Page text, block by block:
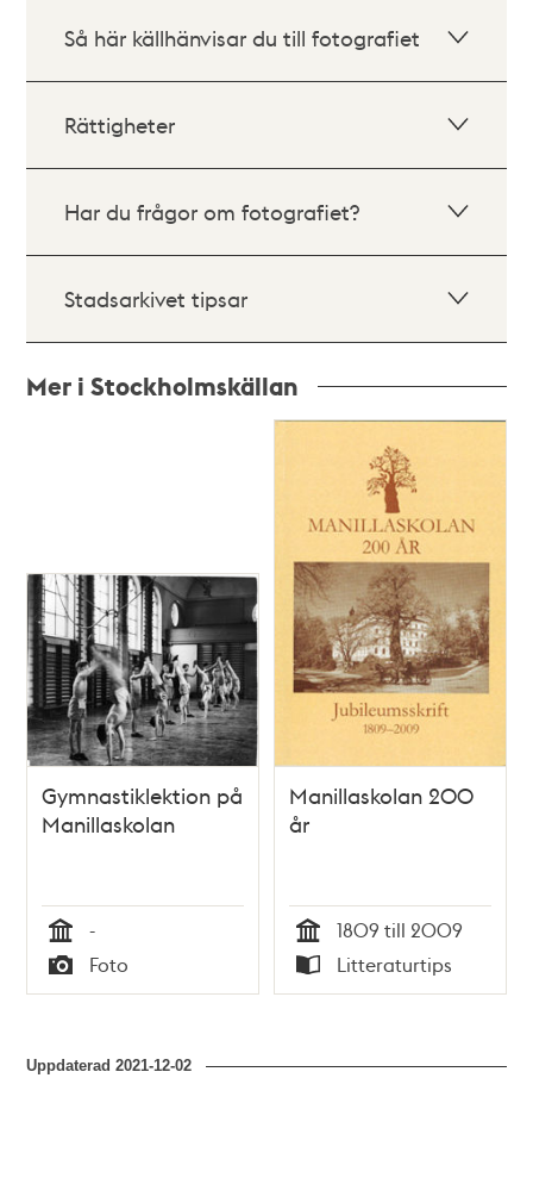
Så här källhänvisar du till fotografiet
Rättigheter
Har du frågor om fotografiet?
Stadsarkivet tipsar
Mer i Stockholmskällan
Gymnastiklektion på
Manillaskolan
Tid
-
Typ
Foto
Manillaskolan 200
år
Tid
1809 till 2009
Typ
Litteraturtips
Uppdaterad2021-12-02